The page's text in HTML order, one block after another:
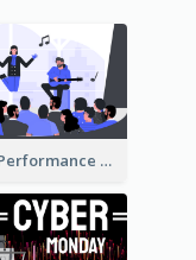
Music Performance Illustration